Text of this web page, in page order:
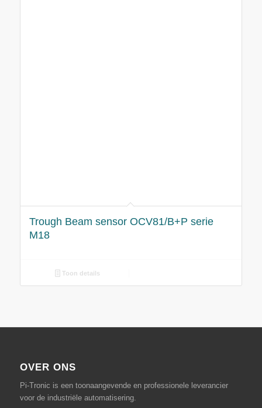
Trough Beam sensor OCV81/B+P serie
M18
Toon details
OVER ONS
Pi-Tronic is een toonaangevende en professionele leverancier
voor de industriële automatisering.